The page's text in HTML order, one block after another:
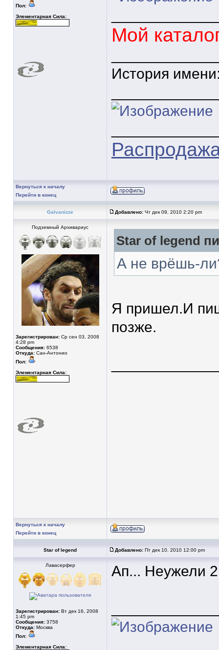
Пол:
Элементарная Сила:
Мой
История
Вернуться к началу
Перейти в конец
Galvanizze Добавлено: Чт дек 09, 2010 2:20 pm
Подземный Архивариус
Зарегистрирован: Ср сен 03, 2008
4:28 pm
Сообщения: 6538
Откуда: Сан-Антонио
Пол:
Элементарная Сила:
Star of legend
А не врёшь-
Я пришел.И
позже.
Вернуться к началу
Перейти в конец
Star of legend Добавлено: Пт дек 10, 2010 12:00 pm
Лавасерфер
Зарегистрирован: Вт дек 16, 2008
1:45 pm
Сообщения: 3758
Откуда: Москва
Пол:
Элементарная Сила:
Ап... Неужели